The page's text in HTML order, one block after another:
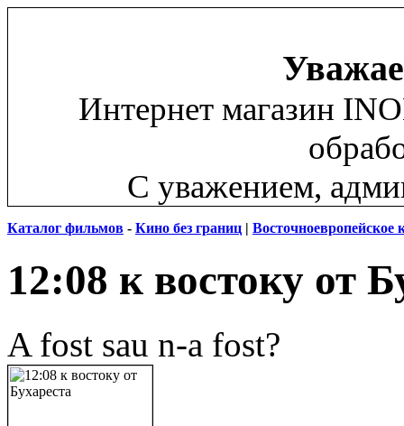
Интернет магазин
С уважением,
Каталог фильмов - Кино без границ | Восточноевропейское
12:08 к востоку от
A fost sau n-a fost?